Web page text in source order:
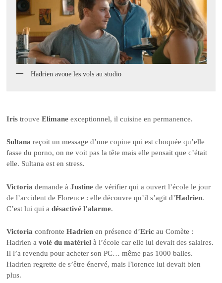
Hadrien avoue les vols au studio
Iris trouveElimane exceptionnel, il cuisine en permanence.
Sultana reçoit un message d’une copine qui est choquée qu’elle
fasse du porno, on ne voit pas la tête mais elle pensait que c’était
elle. Sultana est en stress.
Victoria demande àJustine de vérifier qui a ouvert l’école le jour
de l’accident de Florence : elle découvre qu’il s’agit d’Hadrien.
C’est lui qui adésactivé l’alarme.
Victoria confronteHadrien en présence d’Eric au Comète :
Hadrien avolé du matériel à l’école car elle lui devait des salaires.
Il l’a revendu pour acheter son PC… même pas 1000 balles.
Hadrien regrette de s’être énervé, mais Florence lui devait bien
plus.